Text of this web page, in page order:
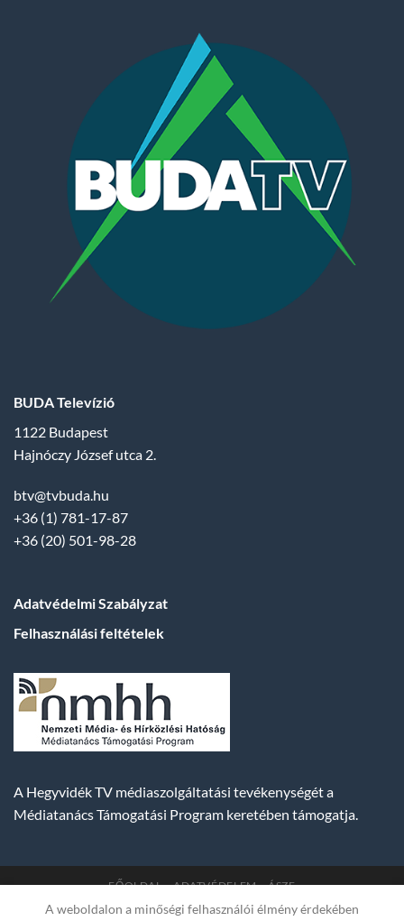
BUDA Televízió
1122 Budapest
Hajnóczy József utca 2.
btv@tvbuda.hu
+36 (1) 781-17-87
+36 (20) 501-98-28
Adatvédelmi Szabályzat
Felhasználási feltételek
A Hegyvidék TV médiaszolgáltatási tevékenységét a
Médiatanács Támogatási Program keretében támogatja.
FŐOLDAL ADATVÉDELEM ÁSZF
Copyright 2007-2026 © BUDA TV | Hegyvidék Média
A weboldalon a minőségi felhasználói élmény érdekében